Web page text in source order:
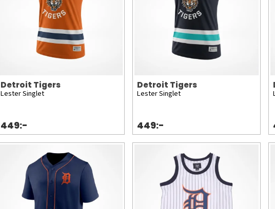
Detroit Tigers
Lester Singlet
449:-
Detroit Tigers
Lester Singlet
449:-